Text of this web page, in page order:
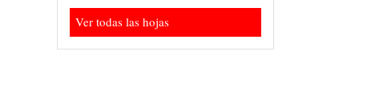
Ver todas las hojas